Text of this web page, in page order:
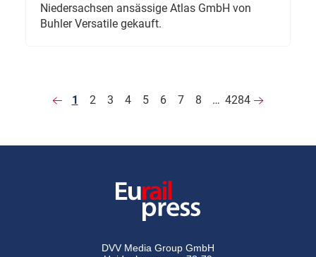
Niedersachsen ansässige Atlas GmbH von
Buhler Versatile gekauft.
1 2 3 4 5 6 7 8 … 4284
DVV Media Group GmbH